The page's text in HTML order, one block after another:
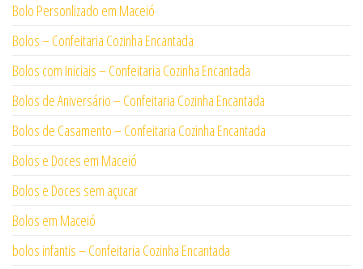
Bolo Personlizado em Maceió
Bolos – Confeitaria Cozinha Encantada
Bolos com Iniciais – Confeitaria Cozinha Encantada
Bolos de Aniversário – Confeitaria Cozinha Encantada
Bolos de Casamento – Confeitaria Cozinha Encantada
Bolos e Doces em Maceió
Bolos e Doces sem açucar
Bolos em Maceió
bolos infantis – Confeitaria Cozinha Encantada